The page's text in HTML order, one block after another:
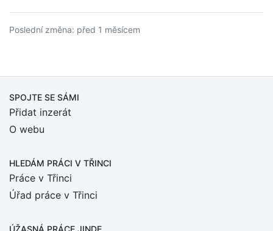
Poslední změna: před 1 měsícem
SPOJTE SE SÁMI
Přidat inzerát
O webu
HLEDÁM PRÁCI V TŘINCI
Práce v Třinci
Úřad práce v Třinci
ÚŽASNÁ PRÁCE JINDE